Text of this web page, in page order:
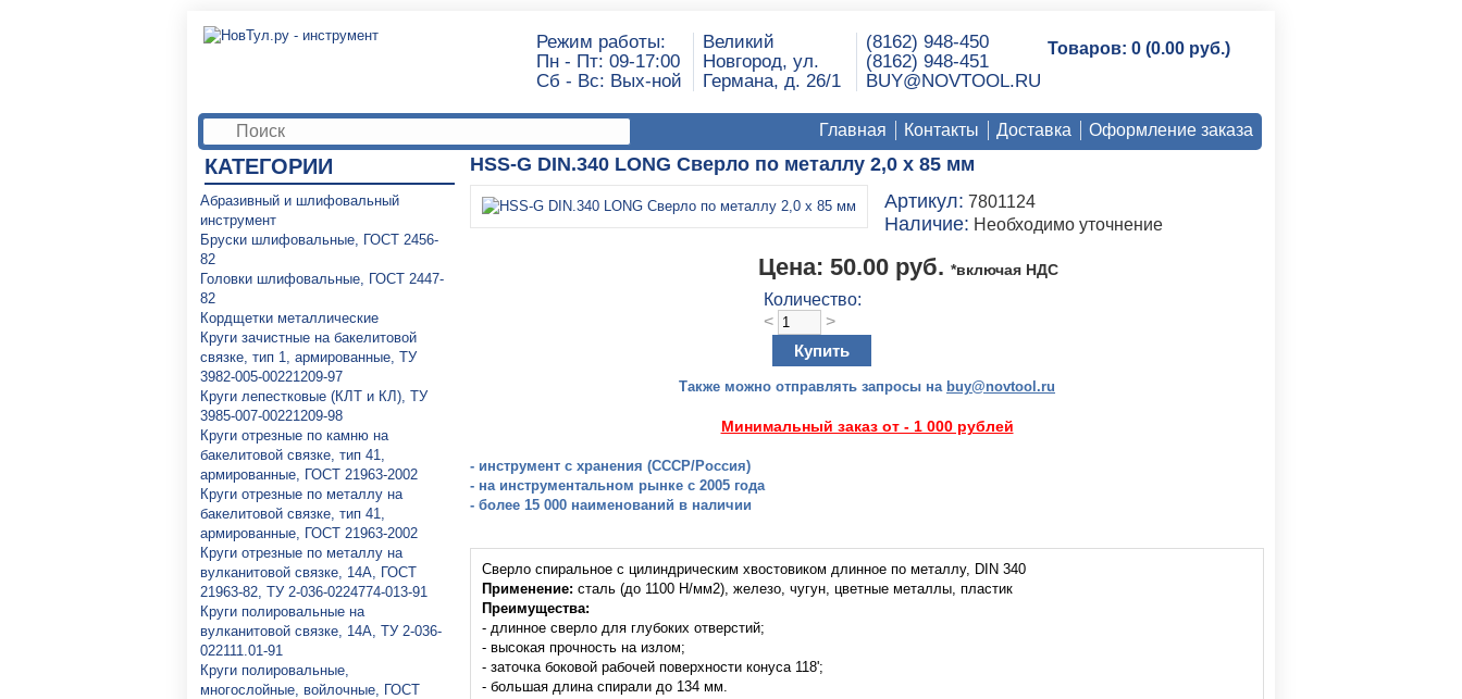
Режим работы:
Пн - Пт: 09-17:00
Сб - Вс: Вых-ной
Великий
Новгород, ул.
Германа, д. 26/1
(8162) 948-450
(8162) 948-451
BUY@NOVTOOL.RU
Товаров: 0 (0.00 руб.)
Главная Контакты Доставка Оформление заказа
КАТЕГОРИИ
Абразивный и шлифовальный
инструмент
Бруски шлифовальные, ГОСТ 2456-
82
Головки шлифовальные, ГОСТ 2447-
82
Кордщетки металлические
Круги зачистные на бакелитовой
связке, тип 1, армированные, ТУ
3982-005-00221209-97
Круги лепестковые (КЛТ и КЛ), ТУ
3985-007-00221209-98
Круги отрезные по камню на
бакелитовой связке, тип 41,
армированные, ГОСТ 21963-2002
Круги отрезные по металлу на
бакелитовой связке, тип 41,
армированные, ГОСТ 21963-2002
Круги отрезные по металлу на
вулканитовой связке, 14А, ГОСТ
21963-82, ТУ 2-036-0224774-013-91
Круги полировальные на
вулканитовой связке, 14А, ТУ 2-036-
022111.01-91
Круги полировальные,
многослойные, войлочные, ГОСТ
HSS-G DIN.340 LONG Сверло по металлу 2,0 х 85 мм
Артикул: 7801124
Наличие: Необходимо уточнение
Цена: 50.00 руб. *включая НДС
Количество:
<
>
Также можно отправлять запросы на buy@novtool.ru
​Минимальный заказ от - 1 000 рублей
- инструмент с хранения (СССР/Россия)
- на инструментальном рынке с 2005 года
- более 15 000 наименований в наличии
Сверло спиральное с цилиндрическим хвостовиком длинное по металлу, DIN 340
Применение: сталь (до 1100 H/мм2), железо, чугун, цветные металлы, пластик
Преимущества:
- длинное сверло для глубоких отверстий;
- высокая прочность на излом;
- заточка боковой рабочей поверхности конуса 118';
- большая длина спирали до 134 мм.